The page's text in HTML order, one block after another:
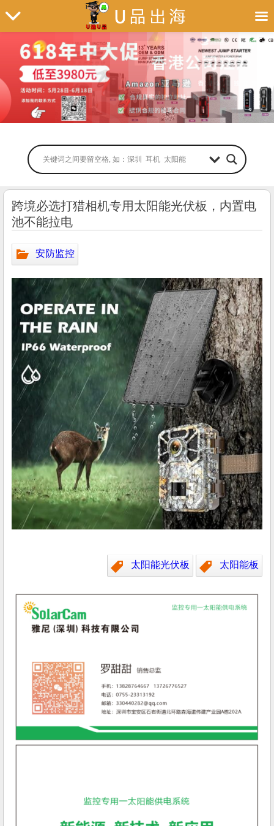
跨境必选打猎相机专用太阳能光伏板，内置电
池不能拉电
安防监控
太阳能光伏板 太阳能板